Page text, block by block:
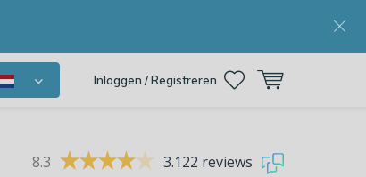
Inloggen / Registreren
8.3 3.122 reviews